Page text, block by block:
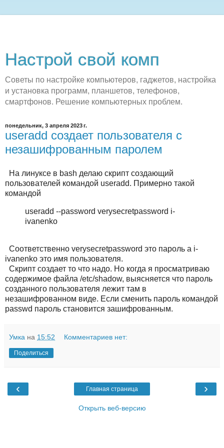
Настрой свой комп
Советы по настройке компьютеров, гаджетов, настройка
и установка программ, планшетов, телефонов,
смартфонов. Решение компьютерных проблем.
понедельник, 3 апреля 2023 г.
useradd создает пользователя с
незашифрованным паролем
На линуксе в bash делаю скрипт создающий
пользователей командой useradd. Примерно такой
командой
useradd --password verysecretpassword i-
ivanenko
Соответственно verysecretpassword это пароль а i-
ivanenko это имя пользователя.
Скрипт создает то что надо. Но когда я просматриваю
содержимое файла /etc/shadow, выясняется что пароль
созданного пользователя лежит там в
незашифрованном виде. Если сменить пароль командой
passwd пароль становится зашифрованным.
Умка на 15:52 Комментариев нет:
Поделиться
‹ ›
Главная страница
Открыть веб-версию